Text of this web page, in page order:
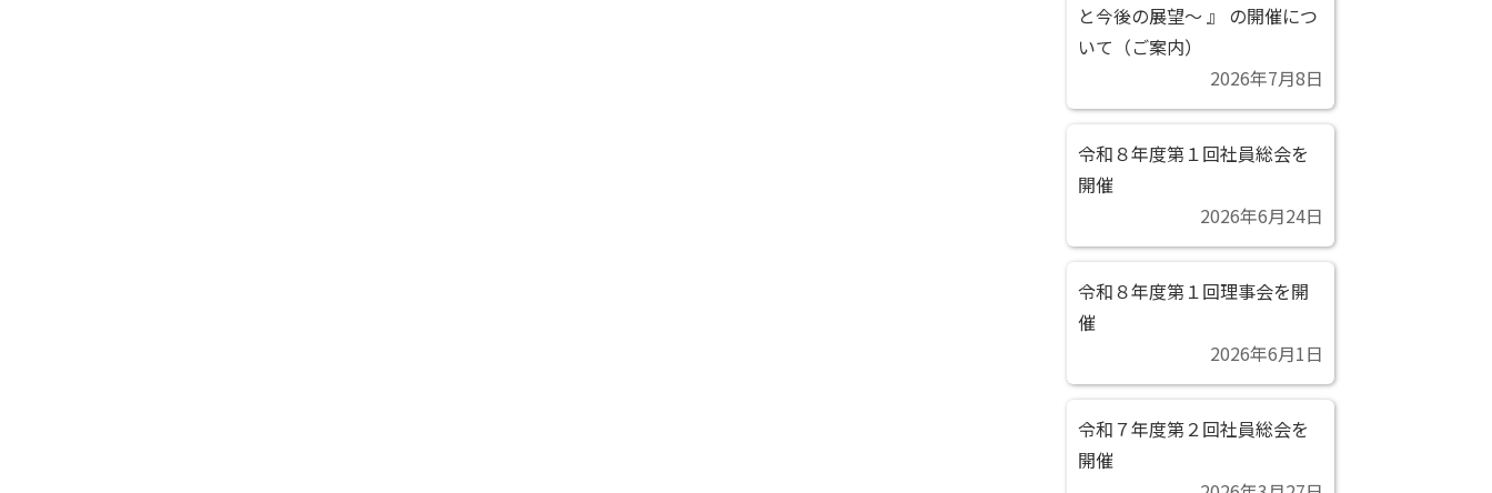
と今後の展望～ 』 の開催につ
いて（ご案内）
2026年7月8日
令和８年度第１回社員総会を
開催
2026年6月24日
令和８年度第１回理事会を開
催
2026年6月1日
令和７年度第２回社員総会を
開催